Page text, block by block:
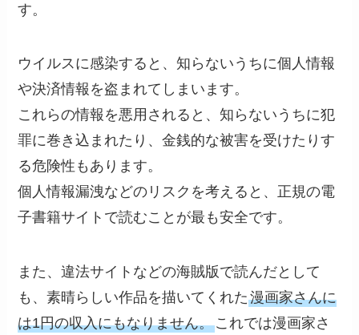
す。
ウイルスに感染すると、知らないうちに個人情報
や決済情報を盗まれてしまいます。
これらの情報を悪用されると、知らないうちに犯
罪に巻き込まれたり、金銭的な被害を受けたりす
る危険性もあります。
個人情報漏洩などのリスクを考えると、正規の電
子書籍サイトで読むことが最も安全です。
また、違法サイトなどの海賊版で読んだとして
も、素晴らしい作品を描いてくれた漫画家さんに
は1円の収入にもなりません。これでは漫画家さ